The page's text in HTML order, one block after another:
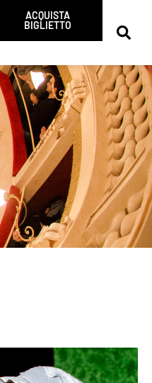
ACQUISTA
BIGLIETTO